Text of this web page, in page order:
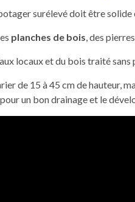
surélevé doit être solide
planches de bois, des
locaux et du bois traité
de 15 à 45 cm de hauteur,
un bon drainage et le